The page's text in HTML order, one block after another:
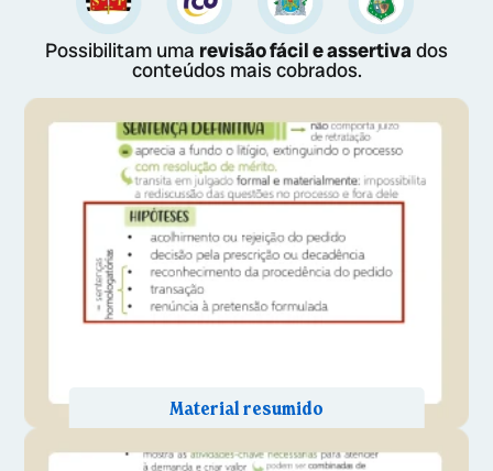
Possibilitam uma revisão fácil e assertivados
conteúdos mais cobrados.